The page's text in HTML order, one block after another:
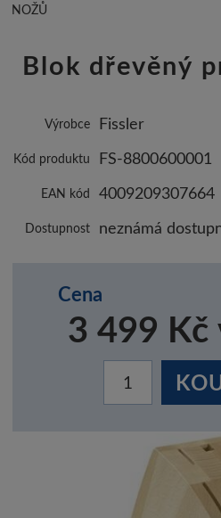
NOŽŮ
Blok dřevěný
Výrobce Fissler
Kód produktu FS-8800600001
EAN kód 4009209307664
Dostupnost neznámá
Cena
3 499 Kč